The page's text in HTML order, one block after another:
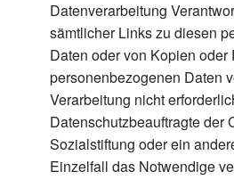
Datenverarbeitung
sämtlicher Links zu diesen
Daten oder von Kopien
personenbezogenen Daten
Verarbeitung nicht
Datenschutzbeauftragte der
Sozialstiftung oder ein
Einzelfall das Notwendige